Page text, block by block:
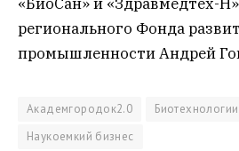
регионального Фонда
промышленности Андрей
Академгородок2.0
Биотехнологии
Наукоемкий бизнес